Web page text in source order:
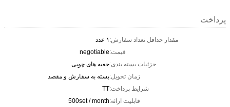
پرداخت
مقدار حداقل تعداد سفارش:۱ عدد
قیمت:negotiable
جزئیات بسته بندی:جعبه های چوبی
زمان تحویل:بسته به سفارش و مقصد
شرایط پرداخت:TT
قابلیت ارائه:500set / month